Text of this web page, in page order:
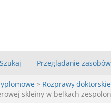
Szukaj Przeglądanie zasobów
> Rozprawy
skleiny w belkach